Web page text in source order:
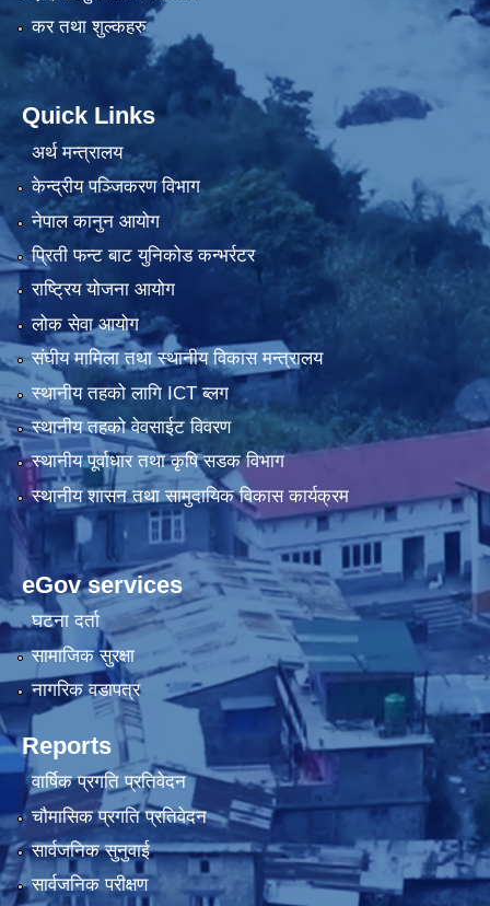
कर तथा शुल्कहरु
Quick Links
अर्थ मन्त्रालय
केन्द्रीय पञ्जिकरण विभाग
नेपाल कानुन आयोग
प्रिती फन्ट बाट युनिकोड कन्भर्रटर
राष्ट्रिय योजना आयोग
लोक सेवा आयोग
संघीय मामिला तथा स्थानीय विकास मन्त्रालय
स्थानीय तहको लागि ICT ब्लग
स्थानीय तहको वेवसाईट विवरण
स्थानीय पूर्वाधार तथा कृषि सडक विभाग
स्थानीय शासन तथा सामुदायिक विकास कार्यक्रम
eGov services
घटना दर्ता
सामाजिक सुरक्षा
नागरिक वडापत्र
Reports
वार्षिक प्रगति प्रतिवेदन
चौमासिक प्रगति प्रतिवेदन
सार्वजनिक सुनुवाई
सार्वजनिक परीक्षण